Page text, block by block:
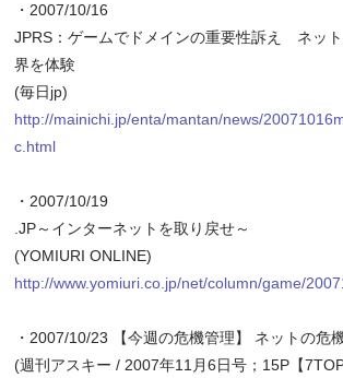
・2007/10/16
JPRS：ゲームでドメインの重要性訴え ネッ
界を体験
(毎日jp)
http://mainichi.jp/enta/mantan/news/
c.html
・2007/10/19
.JP～インターネットを取り戻せ～
(YOMIURI ONLINE)
http://www.yomiuri.co.jp/net/column/game/
・2007/10/23 【今週の危機管理】 ネットの危
(週刊アスキー / 2007年11月6日号；15P【